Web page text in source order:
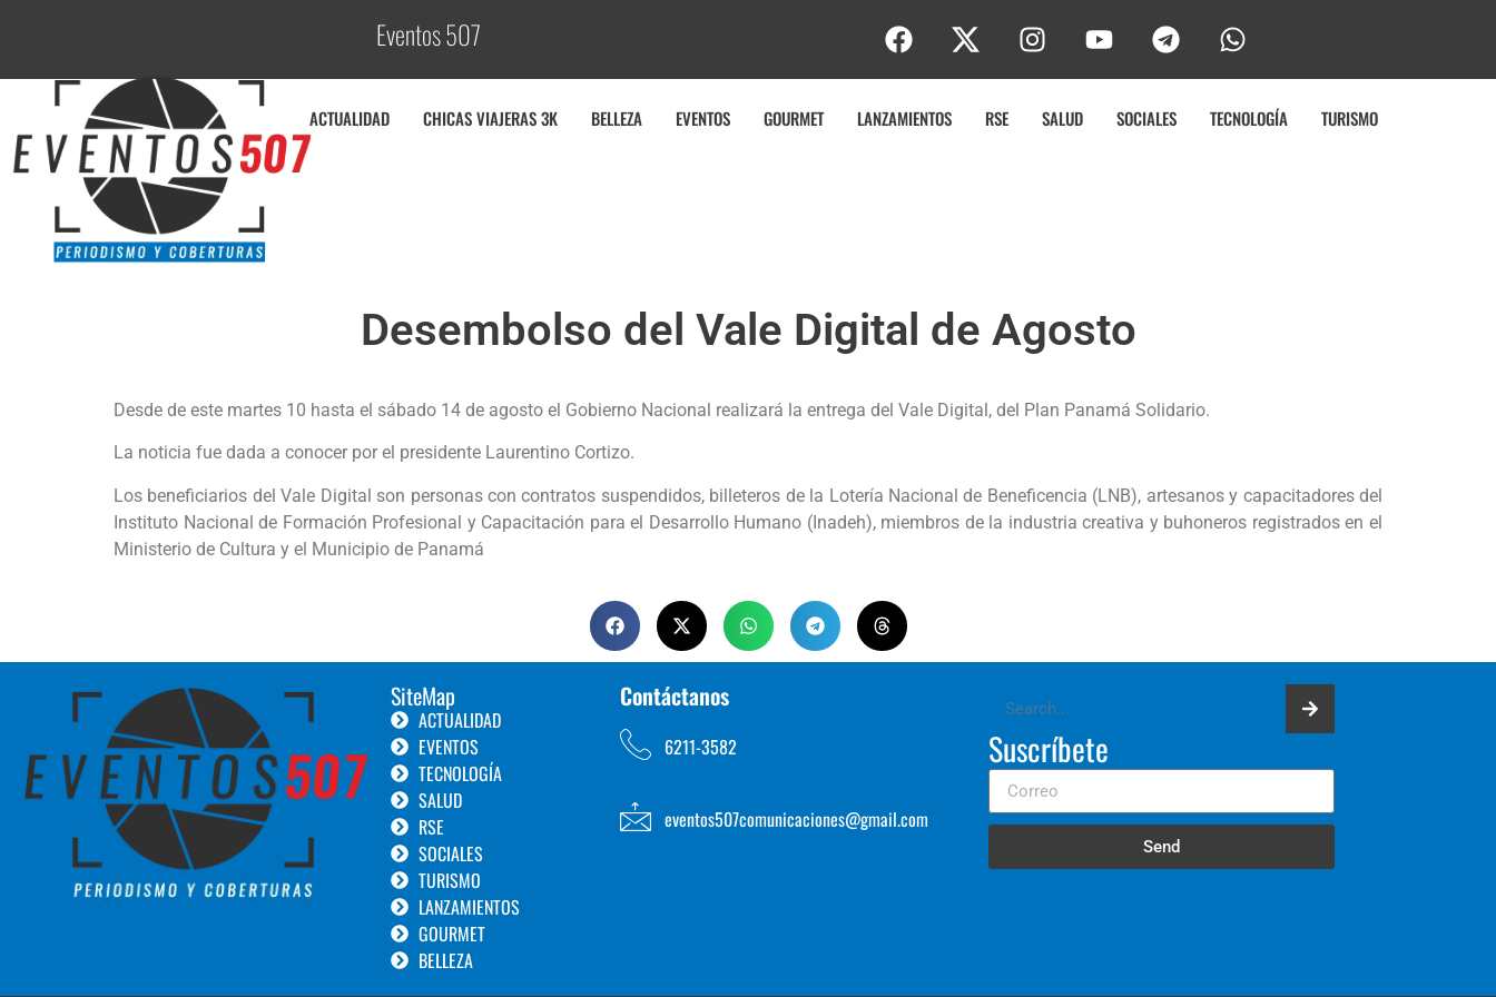
Eventos 507
ACTUALIDAD CHICAS VIAJERAS 3K BELLEZA EVENTOS GOURMET LANZAMIENTOS RSE SALUD SOCIALES TECNOLOGÍA TURISMO
Desembolso del Vale Digital de Agosto
Desde de este martes 10 hasta el sábado 14 de agosto el Gobierno Nacional realizará la entrega del Vale Digital, del Plan Panamá Solidario.
La noticia fue dada a conocer por el presidente Laurentino Cortizo.
Los beneficiarios del Vale Digital son personas con contratos suspendidos, billeteros de la Lotería Nacional de Beneficencia (LNB), artesanos y capacitadores del
Instituto Nacional de Formación Profesional y Capacitación para el Desarrollo Humano (Inadeh), miembros de la industria creativa y buhoneros registrados en el
Ministerio de Cultura y el Municipio de Panamá
SiteMap
ACTUALIDAD
EVENTOS
TECNOLOGÍA
SALUD
RSE
SOCIALES
TURISMO
LANZAMIENTOS
GOURMET
BELLEZA
Contáctanos
6211-3582
eventos507comunicaciones@gmail.com
Suscríbete
Send